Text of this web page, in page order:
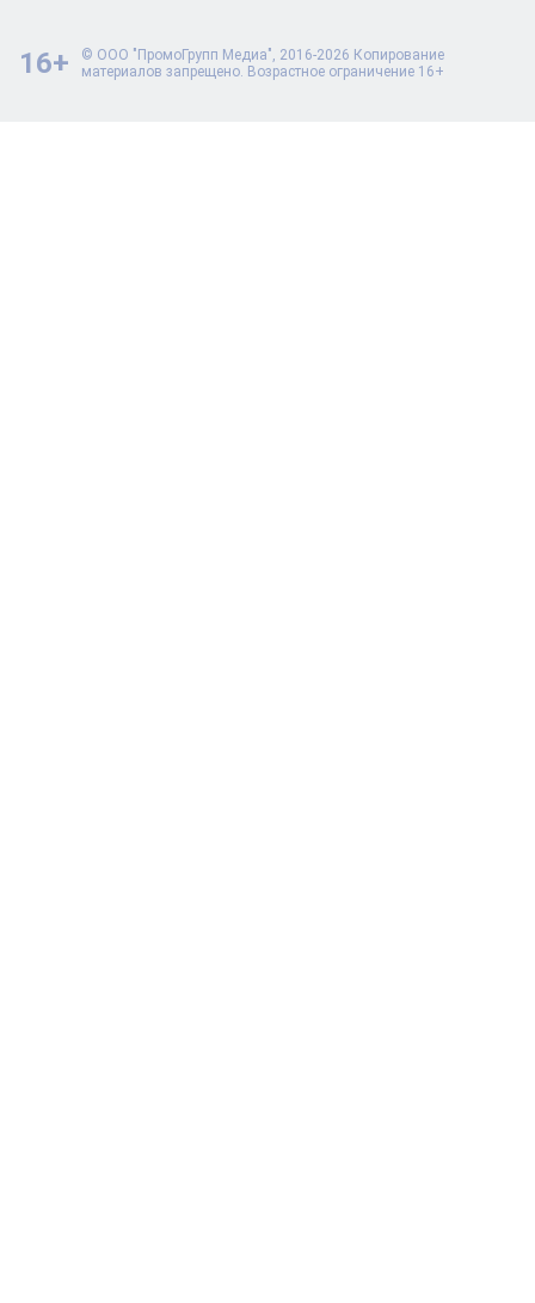
© ООО "ПромоГрупп Медиа", 2016-2026 Копирование
материалов запрещено. Возрастное ограничение 16+
16+